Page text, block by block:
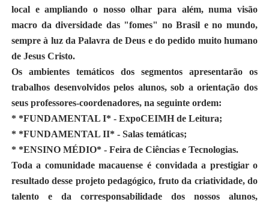
local e ampliando o nosso olhar para além, numa visão
macro da diversidade das "fomes" no Brasil e no mundo,
sempre à luz da Palavra de Deus e do pedido muito humano
de Jesus Cristo.
Os ambientes temáticos dos segmentos apresentarão os
trabalhos desenvolvidos pelos alunos, sob a orientação dos
seus professores-coordenadores, na seguinte ordem:
* *FUNDAMENTAL I* - ExpoCEIMH de Leitura;
* *FUNDAMENTAL II* - Salas temáticas;
* *ENSINO MÉDIO* - Feira de Ciências e Tecnologias.
Toda a comunidade macauense é convidada a prestigiar o
resultado desse projeto pedagógico, fruto da criatividade, do
talento e da corresponsabilidade dos nossos alunos,